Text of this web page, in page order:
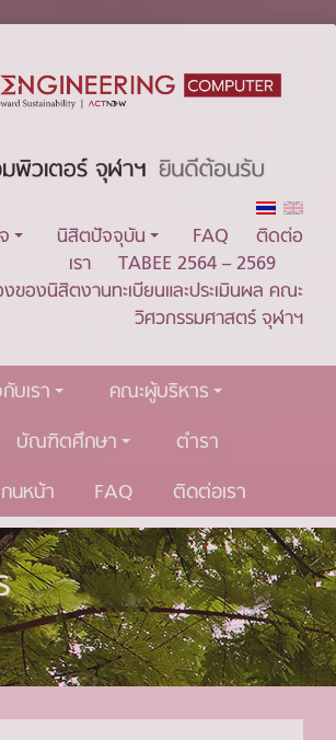
นิสิตปัจจุบัน FAQ
ติดต่อ
เรา
TABEE 2564 – 2569
ของนิสิตงานทะเบียนและประเมินผล คณะ
วิศวกรรมศาสตร์ จุฬาฯ
บเรา
คณะผู้บริหาร
บัณฑิตศึกษา
ตำรา
นหน้า
FAQ ติดต่อเรา